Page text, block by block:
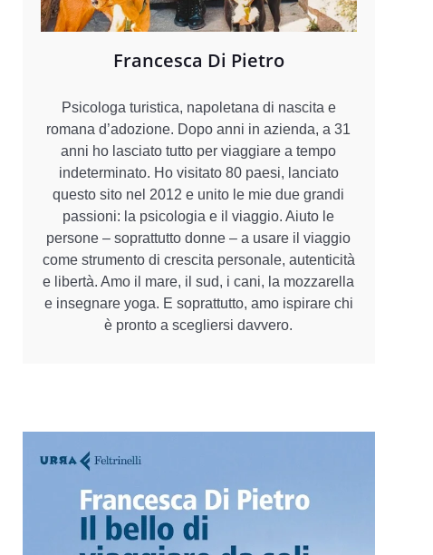
Francesca Di Pietro
Psicologa turistica, napoletana di nascita e
romana d’adozione. Dopo anni in azienda, a 31
anni ho lasciato tutto per viaggiare a tempo
indeterminato. Ho visitato 80 paesi, lanciato
questo sito nel 2012 e unito le mie due grandi
passioni: la psicologia e il viaggio. Aiuto le
persone – soprattutto donne – a usare il viaggio
come strumento di crescita personale, autenticità
e libertà. Amo il mare, il sud, i cani, la mozzarella
e insegnare yoga. E soprattutto, amo ispirare chi
è pronto a scegliersi davvero.